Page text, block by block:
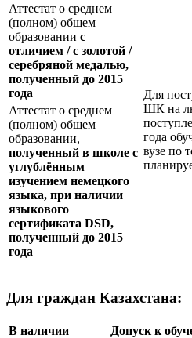
Аттестат о среднем
(полном) общем
образовании с
отличием / с золотой /
серебряной медалью,
полученный до 2015
года
Для
ШК на
года
вузе по
Аттестат о среднем
(полном) общем
образовании,
полученный в школе с
углублённым
изучением немецкого
языка, при наличии
языкового
сертификата DSD,
полученный до 2015
года
Для граждан Казахстана:
В наличии
Допуск к